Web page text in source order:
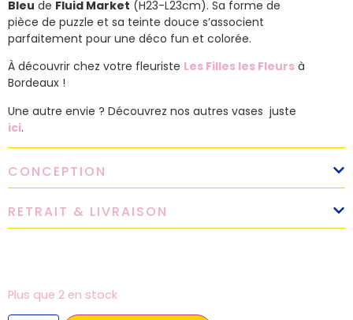
Bleu de Fluid Market (H23-L23cm). Sa forme de
pièce de puzzle et sa teinte douce s’associent
parfaitement pour une déco fun et colorée.
À découvrir chez votre fleuriste Les Filles les Fleurs à
Bordeaux !
Une autre envie ? Découvrez nos autres vases juste
ici.
CONCEPTION
RETRAIT & LIVRAISON
Plus que 2 en stock